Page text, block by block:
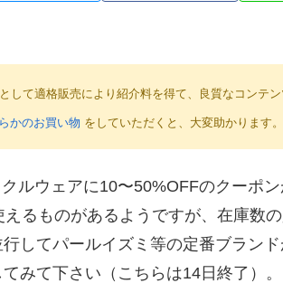
して適格販売により紹介料を得て、良質なコンテ
かのお買い物 をしていただくと、大変助かります
ルウェアに10〜50%OFFのクーポ
るものがあるようですが、在庫数
してパールイズミ等の定番ブラン
みて下さい（こちらは14日終了）。